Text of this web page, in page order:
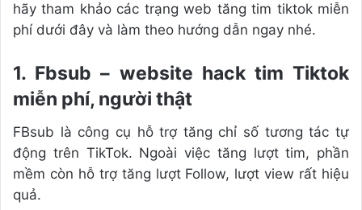
hãy tham khảo các trạng web tăng tim tiktok miễn
phí dưới đây và làm theo hướng dẫn ngay nhé.
1. Fbsub – website hack tim Tiktok
miễn phí, người thật
FBsub là công cụ hỗ trợ tăng chỉ số tương tác tự
động trên TikTok. Ngoài việc tăng lượt tim, phần
mềm còn hỗ trợ tăng lượt Follow, lượt view rất hiệu
quả.